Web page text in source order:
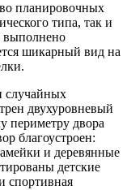
планировочных
типа, так и
выполнено
шикарный вид на
случайных
двухуровневый
периметру двора
благоустроен:
и деревянные
детские
спортивная